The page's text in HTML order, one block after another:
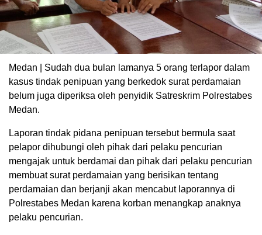
Medan | Sudah dua bulan lamanya 5 orang terlapor dalam
kasus tindak penipuan yang berkedok surat perdamaian
belum juga diperiksa oleh penyidik Satreskrim Polrestabes
Medan.
Laporan tindak pidana penipuan tersebut bermula saat
pelapor dihubungi oleh pihak dari pelaku pencurian
mengajak untuk berdamai dan pihak dari pelaku pencurian
membuat surat perdamaian yang berisikan tentang
perdamaian dan berjanji akan mencabut laporannya di
Polrestabes Medan karena korban menangkap anaknya
pelaku pencurian.